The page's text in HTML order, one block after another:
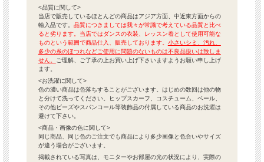
<品質に関して>
当店で販売しているほとんどの商品はアジア方面、中近東方面からの
輸入品です。 品質につきましては我々が常識で考えている品質と比べ
ると劣ります。当店ではダンスの衣装、レッスン着として使用可能な
ものという範囲で商品仕入、販売しております。 小さいシミ、汚れ、
多少の糸のほつれなどご使用に問題のないものは不良品扱いは致しま
せん。
ご理解、ご了承の上お買い上げ下さいますようお願い申し上げ
ます。
<お洗濯に関して>
色の濃い商品は色落ちすることがございます。はじめの数回は他の物
と分けて洗ってください。ヒップスカーフ、コスチューム、ベール、
その他ビーズやスパンコール等装飾品の付属している商品のお洗濯は
避けて下さい。
<商品・画像の色に関して>
同じ商品、同じ色のご注文でも商品により多少画像と色合いやサイズ
が違う場合がございます。
掲載されている写真は、モニターやお部屋の光の状況により、実際の